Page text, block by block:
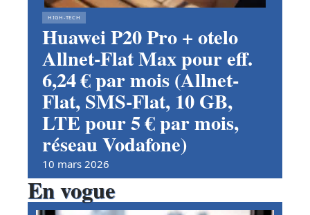
HIGH-TECH
Huawei P20 Pro + otelo
Allnet-Flat Max pour eff.
6,24 € par mois (Allnet-
Flat, SMS-Flat, 10 GB,
LTE pour 5 € par mois,
réseau Vodafone)
10 mars 2026
En vogue